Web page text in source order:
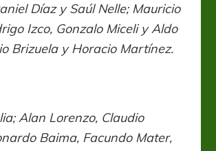
Díaz y Saúl Nelle; Mauricio
Izco, Gonzalo Miceli y Aldo
Brizuela y Horacio Martínez.
Alan Lorenzo, Claudio
Baima, Facundo Mater,